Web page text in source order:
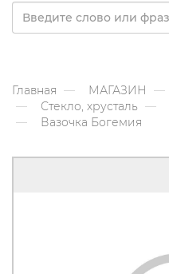
Главная МАГАЗИН
Стекло, хрусталь
Вазочка Богемия